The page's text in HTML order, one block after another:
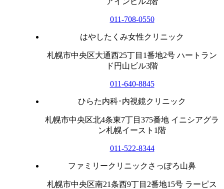
011-708-0550
はやしたくみ女性クリニック
札幌市中央区大通西25丁目1番地2号 ハートラン
ド円山ビル3階
011-640-8845
ひらた内科･内視鏡クリニック
札幌市中央区北4条東7丁目375番地 イニシアグラ
ン札幌イースト1階
011-522-8344
ファミリークリニックさっぽろ山鼻
札幌市中央区南21条西9丁目2番地15号 ラーピス